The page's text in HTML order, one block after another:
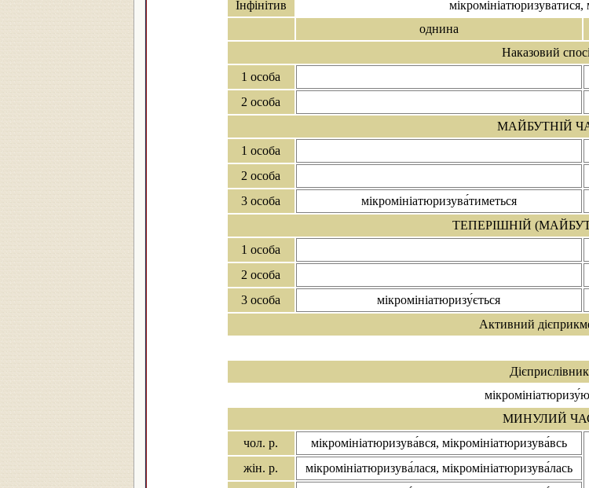
Інфінітив
мікромініатюризува́тися,
однина
Наказовий
1 особа
2 особа
МАЙБУТНІЙ
1 особа
2 особа
3 особа
мікромініатюризува́тиметься
ТЕПЕРІШНІЙ
1 особа
2 особа
3 особа
мікромініатюризу́ється
Активний
Дієприслівник
МИНУЛИЙ
чол. р.
мікромініатюризува́вся, мікромініатюризува́всь
жін. р.
мікромініатюризува́лася, мікромініатюризува́лась